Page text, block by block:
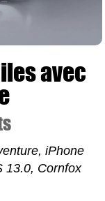
avec
iPhone
13.0, Cornfox